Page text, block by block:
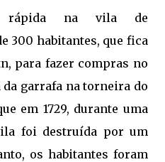
rápida na vila de
300 habitantes, que fica
para fazer compras no
da garrafa na torneira do
em 1729, durante uma
foi destruída por um
os habitantes foram